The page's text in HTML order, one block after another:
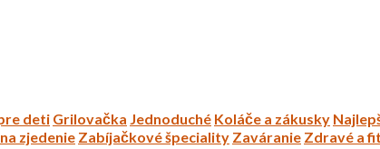
deti Grilovačka Jednoduché Koláče a zákusky
zjedenie Zabíjačkové špeciality Zaváranie Zdravé a fit